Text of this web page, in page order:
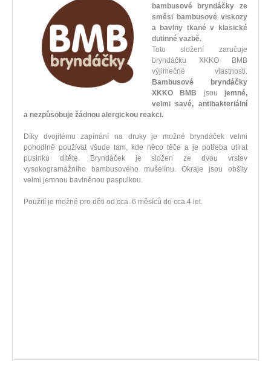
bambusové bryndáčky ze
směsi bambusové viskozy
a bavlny tkané v klasické
dutinné vazbě.
Toto složení zaručuje
bryndáčku XKKO BMB
výjimečné vlastnosti.
Bambusové bryndáčky
XKKO BMB jsou jemné,
velmi savé, antibakteriální
a nezpůsobuje žádnou alergickou reakci.
Díky dvojitému zapínání na druky je možné bryndáček velmi
pohodlně používat všude tam, kde něco těče a je potřeba utírat
pusinku dítěte. Bryndáček je složen ze dvou vrstev
vysokogramážního bambusového mušelínu. Okraje jsou obšity
velmi jemnou bavlněnou paspulkou.
Použití je možné pro děti od cca. 6 měsíců do cca.4 let.